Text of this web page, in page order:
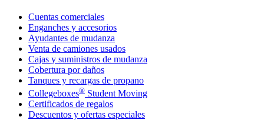
Cuentas comerciales
Enganches y accesorios
Ayudantes de mudanza
Venta de camiones usados
Cajas y suministros de mudanza
Cobertura por daños
Tanques y recargas de propano
Collegeboxes® Student Moving
Certificados de regalos
Descuentos y ofertas especiales